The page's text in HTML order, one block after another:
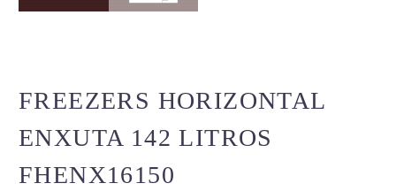
FREEZERS HORIZONTAL
ENXUTA 142 LITROS
FHENX16150